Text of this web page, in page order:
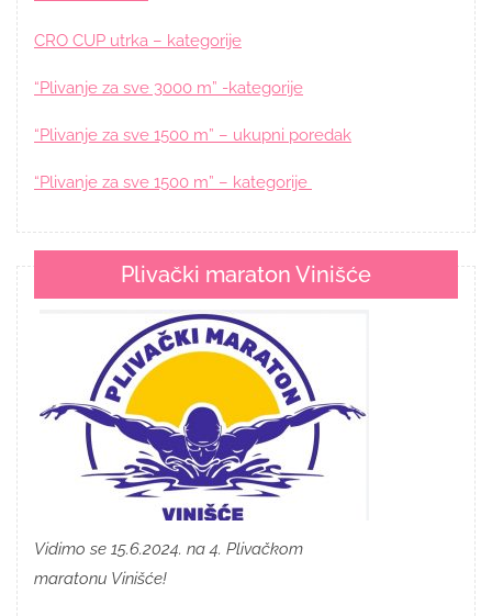
CRO CUP utrka – kategorije
“Plivanje za sve 3000 m” -kategorije
“Plivanje za sve 1500 m” – ukupni poredak
“Plivanje za sve 1500 m” – kategorije
Plivački maraton Vinišće
Vidimo se 15.6.2024. na 4. Plivačkom
maratonu Vinišće!